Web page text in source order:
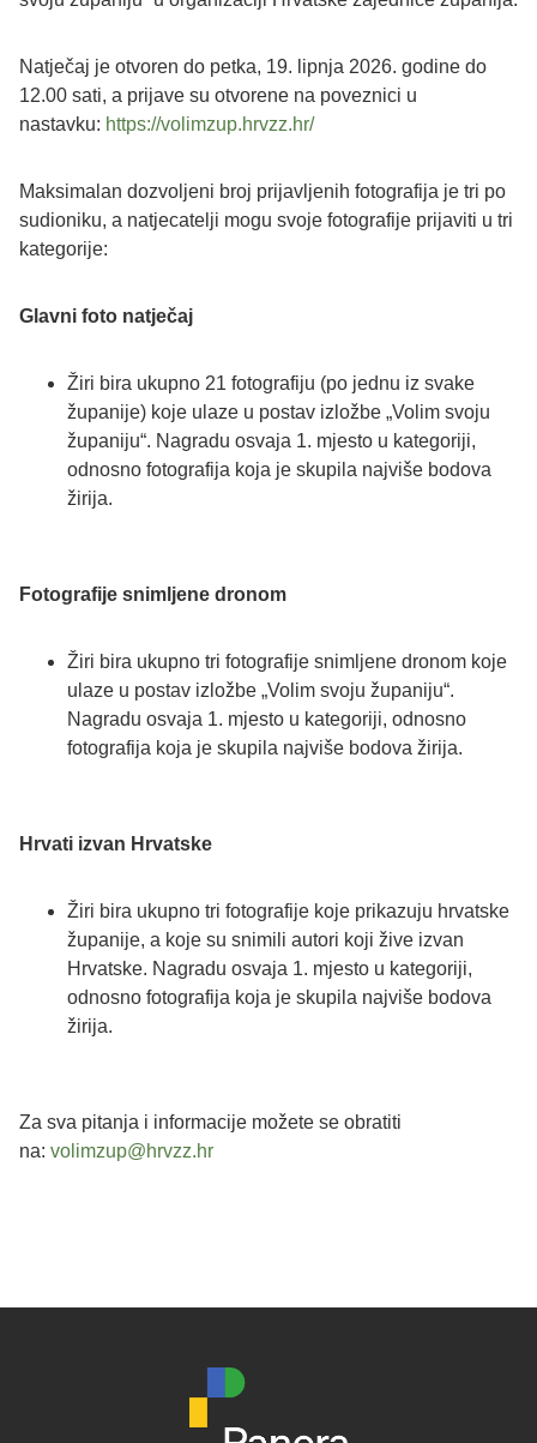
Natječaj je otvoren do petka, 19. lipnja 2026. godine do
12.00 sati, a prijave su otvorene na poveznici u
nastavku: https://volimzup.hrvzz.hr/
Maksimalan dozvoljeni broj prijavljenih fotografija je tri po
sudioniku, a natjecatelji mogu svoje fotografije prijaviti u tri
kategorije:
Glavni foto natječaj
Žiri bira ukupno 21 fotografiju (po jednu iz svake
županije) koje ulaze u postav izložbe „Volim svoju
županiju“. Nagradu osvaja 1. mjesto u kategoriji,
odnosno fotografija koja je skupila najviše bodova
žirija.
Fotografije snimljene dronom
Žiri bira ukupno tri fotografije snimljene dronom koje
ulaze u postav izložbe „Volim svoju županiju“.
Nagradu osvaja 1. mjesto u kategoriji, odnosno
fotografija koja je skupila najviše bodova žirija.
Hrvati izvan Hrvatske
Žiri bira ukupno tri fotografije koje prikazuju hrvatske
županije, a koje su snimili autori koji žive izvan
Hrvatske. Nagradu osvaja 1. mjesto u kategoriji,
odnosno fotografija koja je skupila najviše bodova
žirija.
Za sva pitanja i informacije možete se obratiti
na: volimzup@hrvzz.hr